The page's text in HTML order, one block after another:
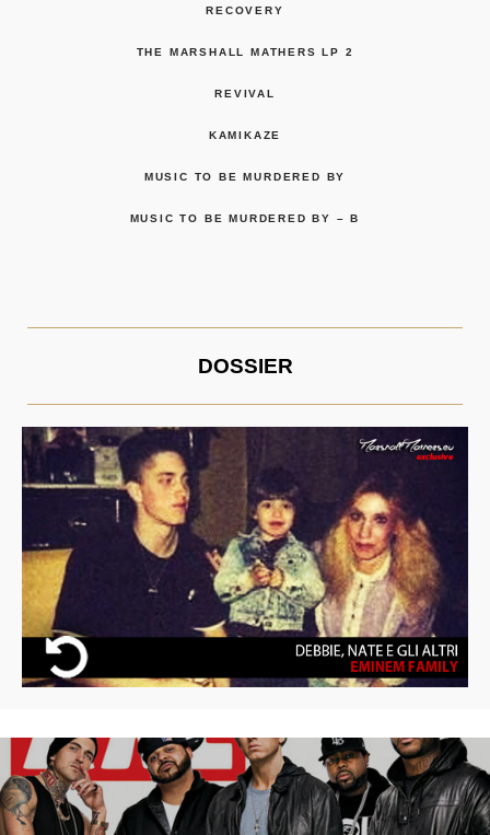
RECOVERY
THE MARSHALL MATHERS LP 2
REVIVAL
KAMIKAZE
MUSIC TO BE MURDERED BY
MUSIC TO BE MURDERED BY – B
DOSSIER